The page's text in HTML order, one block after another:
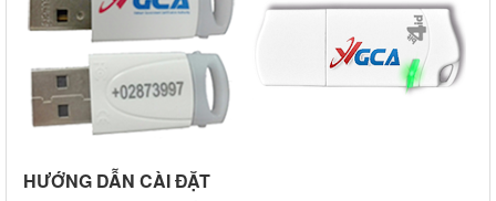
HƯỚNG DẪN CÀI ĐẶT